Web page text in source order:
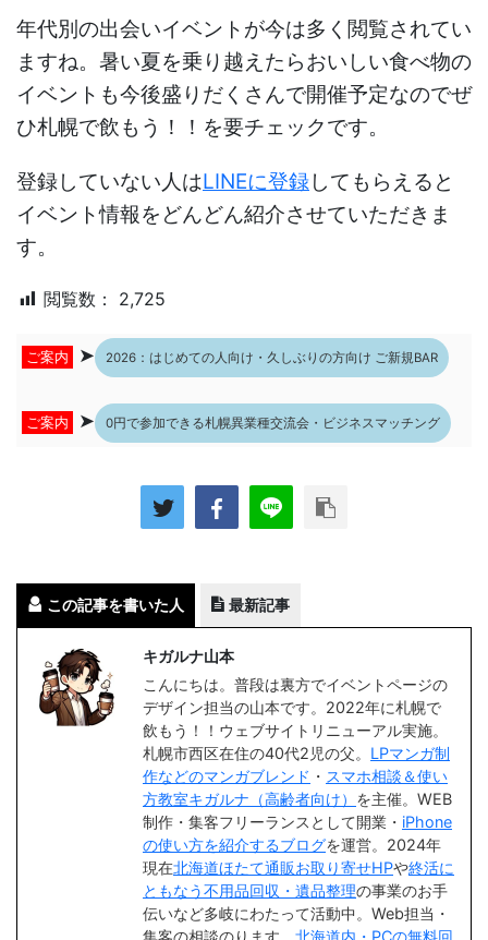
年代別の出会いイベントが今は多く閲覧されてい
ますね。暑い夏を乗り越えたらおいしい食べ物の
イベントも今後盛りだくさんで開催予定なのでぜ
ひ札幌で飲もう！！を要チェックです。
登録していない人はLINEに登録してもらえると
イベント情報をどんどん紹介させていただきま
す。
閲覧数： 2,725
ご案内 ➤ 2026：はじめての人向け・久しぶりの方向け ご新規BAR
ご案内 ➤ 0円で参加できる札幌異業種交流会・ビジネスマッチング
この記事を書いた人 最新記事
キガルナ山本
こんにちは。普段は裏方でイベントページの
デザイン担当の山本です。2022年に札幌で
飲もう！！ウェブサイトリニューアル実施。
札幌市西区在住の40代2児の父。 LPマンガ制
作などのマンガブレンド ・ スマホ相談＆使い
方教室キガルナ（高齢者向け） を主催。WEB
制作・集客フリーランスとして開業・ iPhone
の使い方を紹介するブログを運営。2024年
現在北海道ほたて通販お取り寄せHPや終活に
ともなう不用品回収・遺品整理の事業のお手
伝いなど多岐にわたって活動中。Web担当・